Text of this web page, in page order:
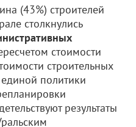
(43%) строителей
столкнулись
стоимости
строительных
единой политики
результаты